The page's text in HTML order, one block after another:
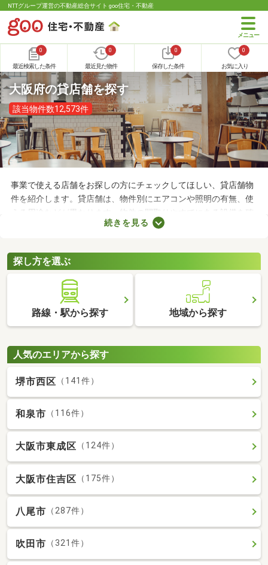
NTTグループ運営の不動産総合サイト goo住宅・不動産
0
最近検索した条件
0
最近見た物件
0
保存した条件
0
お気に入り
大阪府の貸店舗を探す
該当物件数12,573件
事業で使える店舗をお探しの方にチェックしてほしい、貸店舗物
件を紹介します。貸店舗は、物件別にエアコンや照明の有無、使
える用途などが異なります。物件の間取りやすでにある設備を確
認したうえで、内見を申し込むことがおすすめです。店舗の家賃
しょう。
続きを見る
探し方を選ぶ
路線・駅から探す 地域から探す
人気のエリアから探す
堺市西区 （141件）
和泉市 （116件）
大阪市東成区 （124件）
大阪市住吉区 （175件）
八尾市 （287件）
吹田市 （321件）